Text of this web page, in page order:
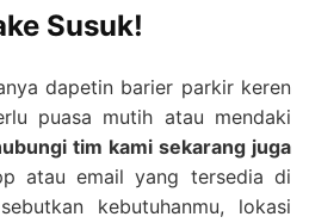
Susuk!
dapetin barier parkir keren
puasa mutih atau mendaki
tim kami sekarang juga
atau email yang tersedia di
kebutuhanmu, lokasi